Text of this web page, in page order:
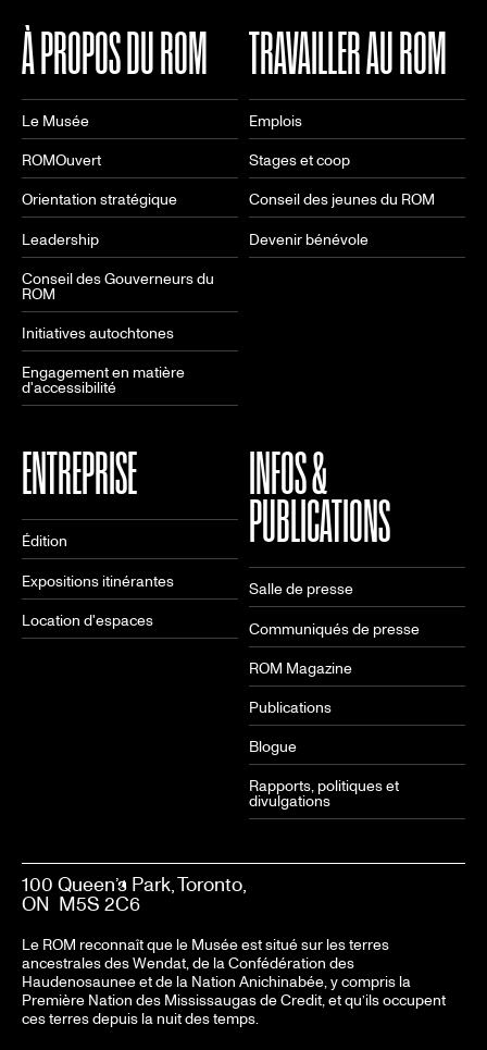
À PROPOS DU ROM
Le Musée
ROMOuvert
Orientation stratégique
Leadership
Conseil des Gouverneurs du
ROM
Initiatives autochtones
Engagement en matière
d'accessibilité
TRAVAILLER AU ROM
Emplois
Stages et coop
Conseil des jeunes du ROM
Devenir bénévole
ENTREPRISE
Édition
Expositions itinérantes
Location d'espaces
INFOS &
PUBLICATIONS
Salle de presse
Communiqués de presse
ROM Magazine
Publications
Blogue
Rapports, politiques et
divulgations
100 Queen’s Park, Toronto,
ON M5S 2C6
Le ROM reconnaît que le Musée est situé sur les terres
ancestrales des Wendat, de la Confédération des
Haudenosaunee et de la Nation Anichinabée, y compris la
Première Nation des Mississaugas de Credit, et qu’ils occupent
ces terres depuis la nuit des temps.